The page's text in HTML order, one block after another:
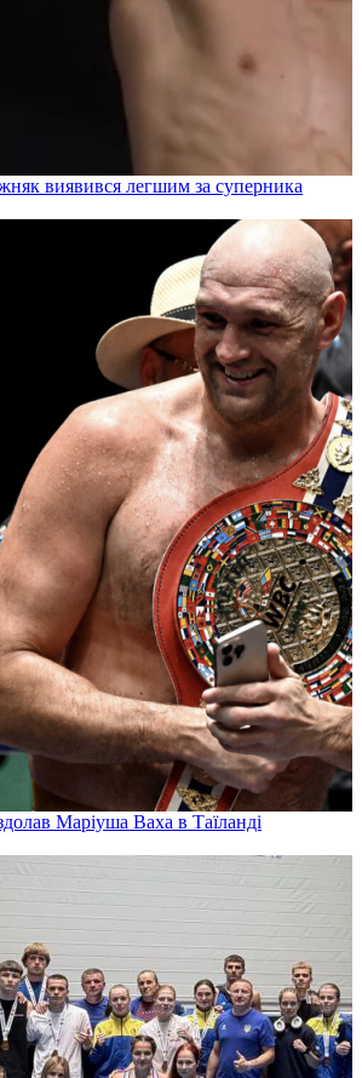
виявився легшим за суперника
Маріуша Ваха в Таїланді